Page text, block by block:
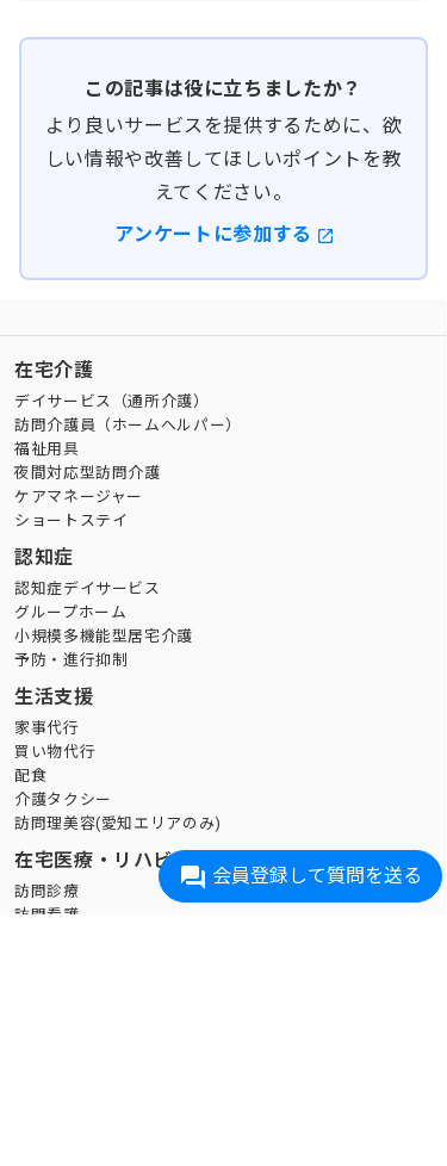
会員登録して質問を送る
この記事は役に立ちましたか？
より良いサービスを提供するために、欲
しい情報や改善してほしいポイントを教
えてください。
アンケートに参加する
在宅介護
デイサービス（通所介護）
訪問介護員（ホームヘルパー）
福祉用具
夜間対応型訪問介護
ケアマネージャー
ショートステイ
認知症
認知症デイサービス
グループホーム
小規模多機能型居宅介護
予防・進行抑制
生活支援
家事代行
買い物代行
配食
介護タクシー
訪問理美容(愛知エリアのみ)
在宅医療・リハビリ
訪問診療
訪問看護